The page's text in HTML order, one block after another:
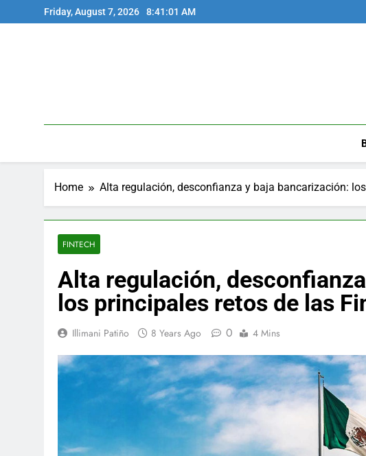
to
Friday, August 7, 2026 8:41:02 AM
Home Alta regulación, desconfianza y baja bancarización:
FINTECH
Alta regulación,
los principales retos de las
Illimani Patiño 8 Years Ago 0 4 Mins